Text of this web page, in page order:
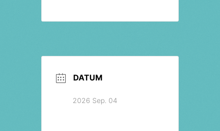
DATUM
2026 Sep. 04